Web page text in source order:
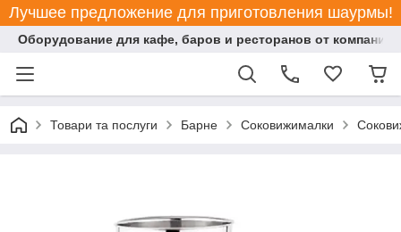
Лучшее предложение для приготовления шаурмы!
Оборудование для кафе, баров и ресторанов от компании
Товари та послуги Барне Соковижималки